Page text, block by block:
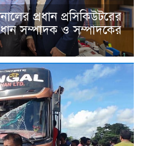
প্রধান প্রসিকিউটরের
সম্পাদক ও সম্পাদকের